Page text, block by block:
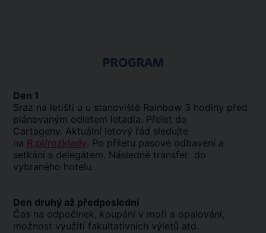
.
PROGRAM
Den 1
Sraz na letišti u u stanoviště Rainbow 3 hodiny před
plánovaným odletem letadla. Přelet do
Cartageny. Aktuální letový řád sledujte
na R.pl/rozklady. Po příletu pasové odbavení a
setkání s delegátem. Následně transfer do
vybraného hotelu.
Den druhý až předposlední
Čas na odpočinek, koupání v moři a opalování,
možnost využití fakultativních výletů atd.